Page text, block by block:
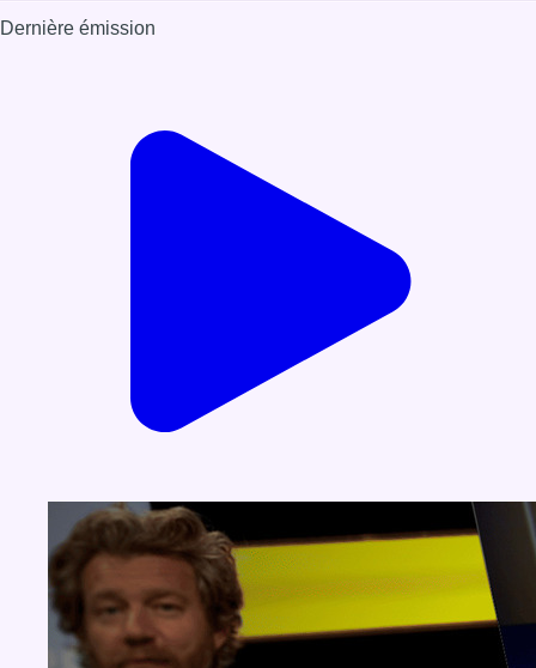
Dernière émission